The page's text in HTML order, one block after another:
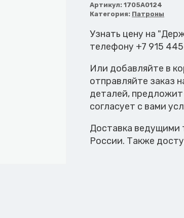
инструмента
ISO30
Артикул:1705A0124
Категория: Патроны
Узнать цену на
телефону +7 915
Или добавляйте в
отправляйте заказ
деталей, предложит
согласует с вами
Доставка ведущими
России. Также